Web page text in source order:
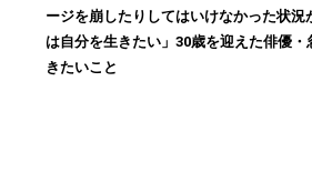
ージを崩したりしてはいけなかった状況
は自分を生きたい」30歳を迎えた俳優
きたいこと